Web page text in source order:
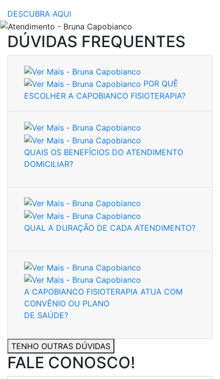
DESCUBRA AQUI
DÚVIDAS FREQUENTES
ESCOLHER A CAPOBIANCO FISIOTERAPIA?
QUAIS OS BENEFÍCIOS DO ATENDIMENTO
DOMICILIAR?
QUAL A DURAÇÃO DE CADA ATENDIMENTO?
A CAPOBIANCO FISIOTERAPIA ATUA COM
CONVÊNIO OU PLANO
DE SAÚDE?
TENHO OUTRAS DÚVIDAS
FALE CONOSCO!